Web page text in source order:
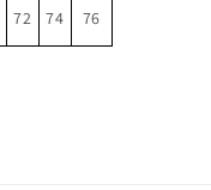
72 74 76